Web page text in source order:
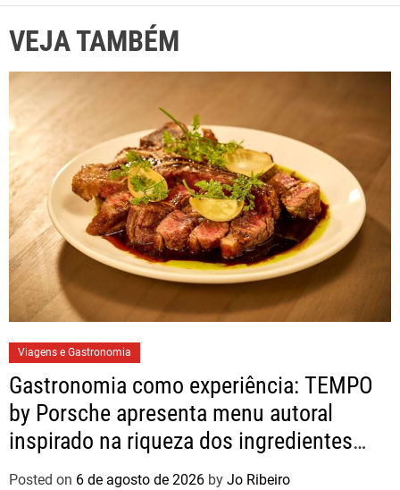
VEJA TAMBÉM
Viagens e Gastronomia
Gastronomia como experiência: TEMPO
by Porsche apresenta menu autoral
inspirado na riqueza dos ingredientes
brasileiros
Posted on 6 de agosto de 2026 by Jo Ribeiro